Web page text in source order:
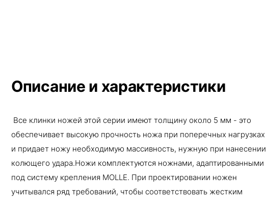
Описание и характеристики
Все клинки ножей этой серии имеют толщину около 5 мм - это
обеспечивает высокую прочность ножа при поперечных нагрузках
и придает ножу необходимую массивность, нужную при нанесении
колющего удара.Ножи комплектуются ножнами, адаптированными
под систему крепления MOLLE. При проектировании ножен
учитывался ряд требований, чтобы соответствовать жестким